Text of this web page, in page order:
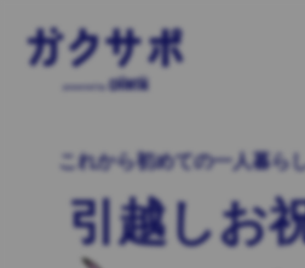
これから初めての一人暮ら
引越しお